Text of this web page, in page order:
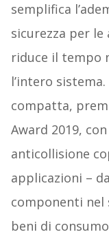
semplifica
sicurezza per
riduce il tempo
l’intero
compatta,
Award 2019,
anticollisione
applicazioni –
componenti nel
beni di